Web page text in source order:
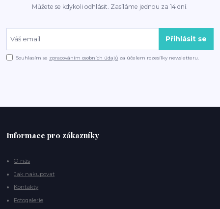
Můžete se kdykoli odhlásit. Zasíláme jednou za 14 dní.
Přihlásit se
Souhlasím se zpracováním osobních údajů za účelem rozesílky newsletteru.
Informace pro zákazníky
O nás
Jak nakupovat
Kontakty
Fotogalerie